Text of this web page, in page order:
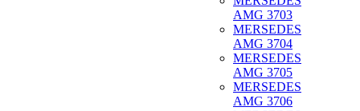
AMG 3703
MERSEDES
AMG 3704
MERSEDES
AMG 3705
MERSEDES
AMG 3706